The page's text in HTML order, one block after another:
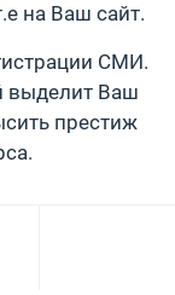
на Ваш сайт.
СМИ.
выделит Ваш
престиж